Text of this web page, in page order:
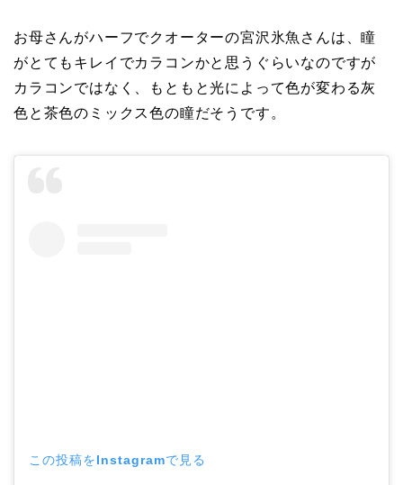
お母さんがハーフでクオーターの宮沢氷魚さんは、瞳
がとてもキレイでカラコンかと思うぐらいなのですが
カラコンではなく、もともと光によって色が変わる灰
色と茶色のミックス色の瞳だそうです。
この投稿をInstagramで見る